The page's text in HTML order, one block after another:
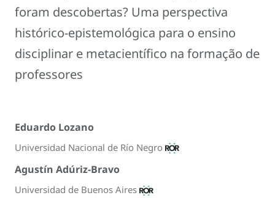
foram descobertas? Uma perspectiva
histórico-epistemológica para o ensino
disciplinar e metacientífico na formação de
professores
Eduardo Lozano
Universidad Nacional de Río Negro
Agustín Adúriz-Bravo
Universidad de Buenos Aires